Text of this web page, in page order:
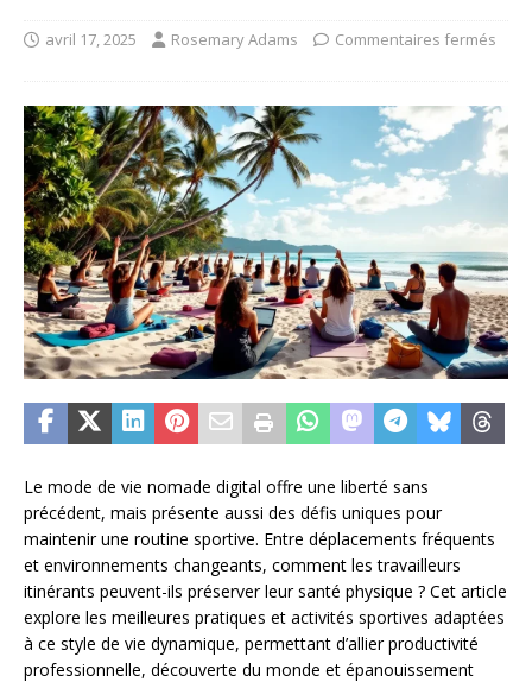
avril 17, 2025 Rosemary Adams Commentaires fermés
Le mode de vie nomade digital offre une liberté sans
précédent, mais présente aussi des défis uniques pour
maintenir une routine sportive. Entre déplacements fréquents
et environnements changeants, comment les travailleurs
itinérants peuvent-ils préserver leur santé physique ? Cet article
explore les meilleures pratiques et activités sportives adaptées
à ce style de vie dynamique, permettant d’allier productivité
professionnelle, découverte du monde et épanouissement